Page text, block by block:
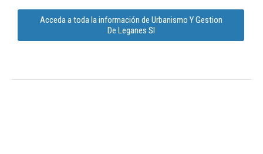
Acceda a toda la información de Urbanismo Y Gestion
De Leganes Sl